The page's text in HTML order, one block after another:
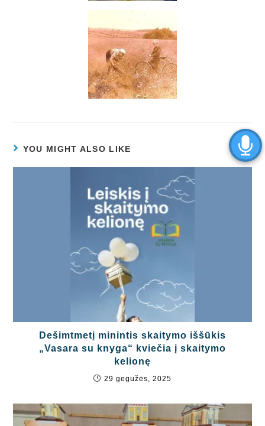
YOU MIGHT ALSO LIKE
Dešimtmetį minintis skaitymo iššūkis
„Vasara su knyga“ kviečia į skaitymo
kelionę
29 gegužės, 2025